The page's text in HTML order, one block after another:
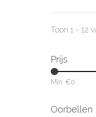
Toon 1 - 12
Prijs
Min: €0
Oorbellen